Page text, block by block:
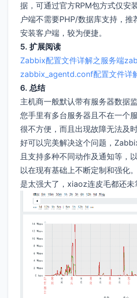
据，可通过官方RPM包方式仅安
户端不需要PHP/数据库支持，推
安装客户端，较为便捷。
5. 扩展阅读
Zabbix配置文件详解之服务端
zabbix_agentd.conf配置文件详
6. 总结
主机商一般默认带有服务器数据
您手里有多台服务器且不在一个
很不方便，而且出现故障无法及
好可以完美解决这个问题，
且支持多种不同动作及通知等，
以在现有基础上不断定制和强化
是太强大了，xiaoz连皮毛都还未